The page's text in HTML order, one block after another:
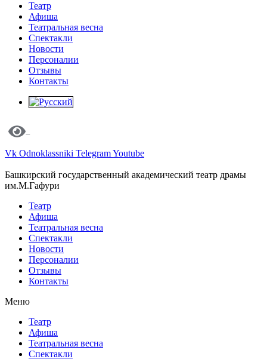
Театр
Афиша
Театральная весна
Спектакли
Новости
Персоналии
Отзывы
Контакты
Vk Odnoklassniki TelegramYoutube
Башкирский государственный академический театр драмы
им.М.Гафури
Театр
Афиша
Театральная весна
Спектакли
Новости
Персоналии
Отзывы
Контакты
Меню
Театр
Афиша
Театральная весна
Спектакли